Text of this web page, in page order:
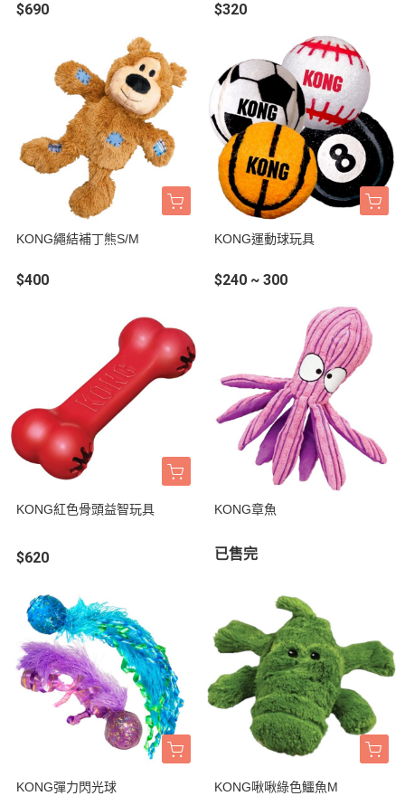
$690 $320
KONG繩結補丁熊S/M
$400
KONG運動球玩具
$240 ~ 300
KONG紅色骨頭益智玩具
$620
KONG章魚
已售完
KONG彈力閃光球 KONG啾啾綠色鱷魚M